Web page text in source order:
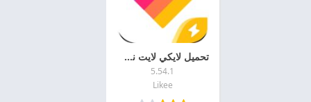
تحميل لايكي لايت نسخه قديمه 2026 Likee Lite اخر اصدار مجانا
5.54.1
Likee